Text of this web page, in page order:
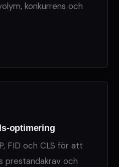
konkurrens och
optimering
FID och CLS för att
prestandakrav och